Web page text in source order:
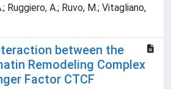
Ruggiero, A.; Ruvo, M.; Vitagliano,
between the
Remodeling Complex
Factor CTCF